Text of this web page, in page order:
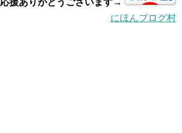
応援ありがとうございます→
にほんブログ村